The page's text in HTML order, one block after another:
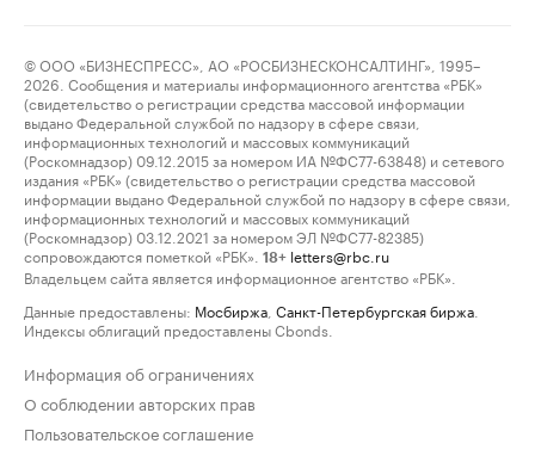
© ООО «БИЗНЕСПРЕСС», АО «РОСБИЗНЕСКОНСАЛТИНГ», 1995–
2026. Сообщения и материалы информационного агентства «РБК»
(свидетельство о регистрации средства массовой информации
выдано Федеральной службой по надзору в сфере связи,
информационных технологий и массовых коммуникаций
(Роскомнадзор) 09.12.2015 за номером ИА №ФС77-63848) и сетевого
издания «РБК» (свидетельство о регистрации средства массовой
информации выдано Федеральной службой по надзору в сфере связи,
информационных технологий и массовых коммуникаций
(Роскомнадзор) 03.12.2021 за номером ЭЛ №ФС77-82385)
сопровождаются пометкой «РБК».
18+ letters@rbc.ru
Владельцем сайта является информационное агентство «РБК».
Данные предоставлены: Мосбиржа Санкт-Петербургская биржа
Индексы облигаций предоставлены Cbonds.
Информация об ограничениях
О соблюдении авторских прав
Пользовательское соглашение